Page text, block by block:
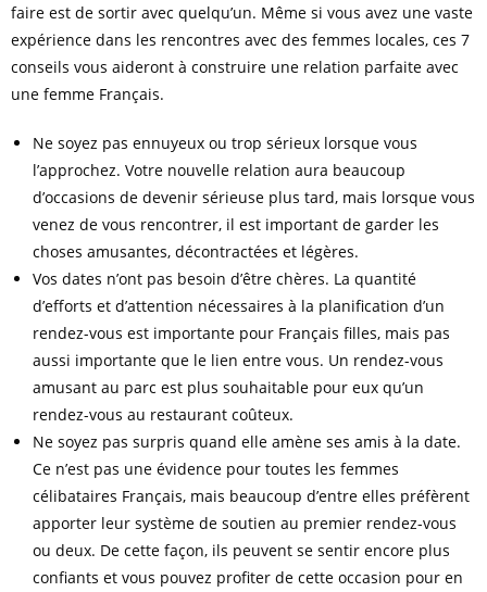
faire est de sortir avec quelqu’un. Même si vous avez une vaste
expérience dans les rencontres avec des femmes locales, ces 7
conseils vous aideront à construire une relation parfaite avec
une femme Français.
Ne soyez pas ennuyeux ou trop sérieux lorsque vous
l’approchez. Votre nouvelle relation aura beaucoup
d’occasions de devenir sérieuse plus tard, mais lorsque vous
venez de vous rencontrer, il est important de garder les
choses amusantes, décontractées et légères.
Vos dates n’ont pas besoin d’être chères. La quantité
d’efforts et d’attention nécessaires à la planification d’un
rendez-vous est importante pour Français filles, mais pas
aussi importante que le lien entre vous. Un rendez-vous
amusant au parc est plus souhaitable pour eux qu’un
rendez-vous au restaurant coûteux.
Ne soyez pas surpris quand elle amène ses amis à la date.
Ce n’est pas une évidence pour toutes les femmes
célibataires Français, mais beaucoup d’entre elles préfèrent
apporter leur système de soutien au premier rendez-vous
ou deux. De cette façon, ils peuvent se sentir encore plus
confiants et vous pouvez profiter de cette occasion pour en